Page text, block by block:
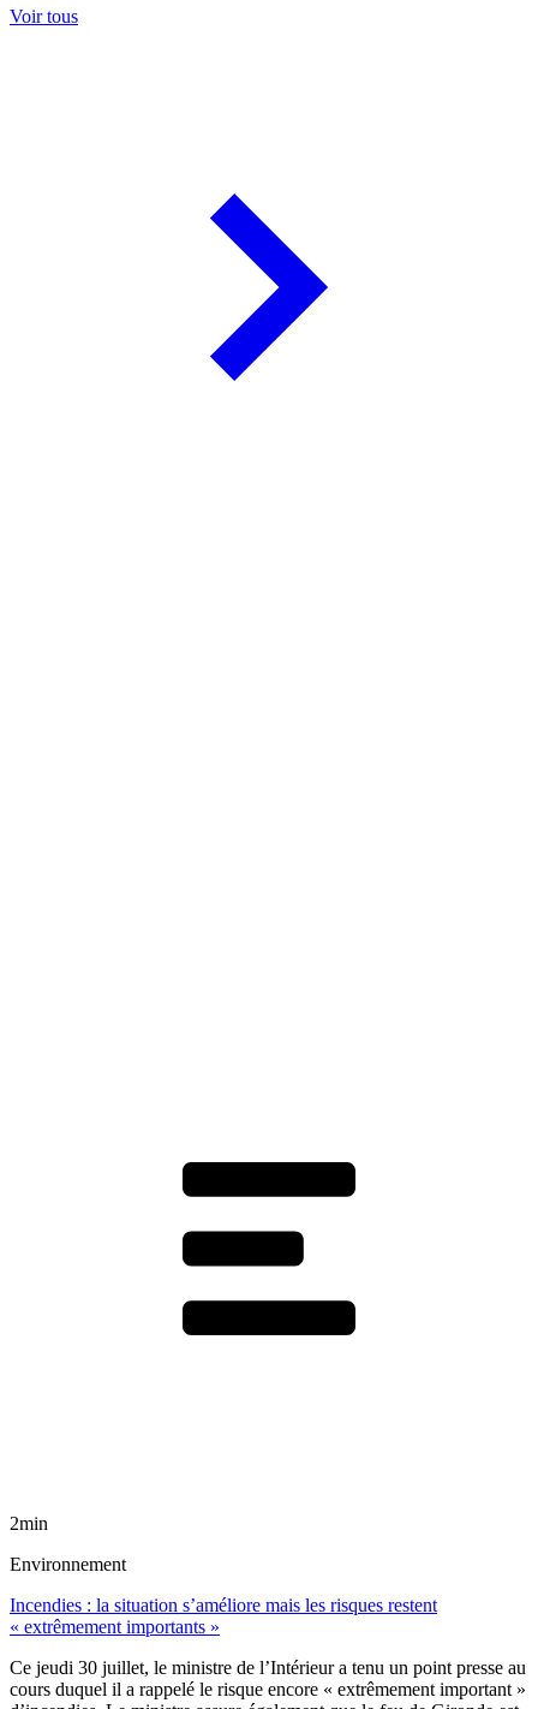
Voir tous
2min
Environnement
Incendies : la situation s’améliore mais les risques restent
« extrêmement importants »
Ce jeudi 30 juillet, le ministre de l’Intérieur a tenu un point presse au
cours duquel il a rappelé le risque encore « extrêmement important »